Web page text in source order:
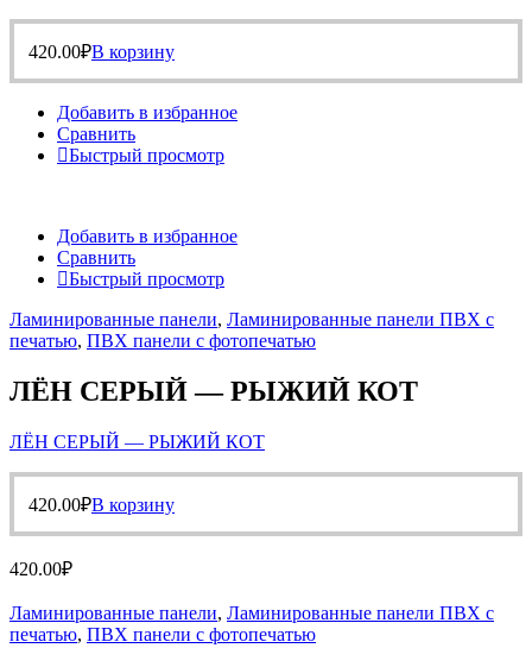
420.00₽В корзину
Добавить в избранное
Сравнить
Быстрый просмотр
Добавить в избранное
Сравнить
Быстрый просмотр
Ламинированные панели, Ламинированные панели ПВХ с
печатью, ПВХ панели с фотопечатью
ЛЁН СЕРЫЙ — РЫЖИЙ КОТ
ЛЁН СЕРЫЙ — РЫЖИЙ КОТ
420.00₽В корзину
420.00₽
Ламинированные панели, Ламинированные панели ПВХ с
печатью, ПВХ панели с фотопечатью